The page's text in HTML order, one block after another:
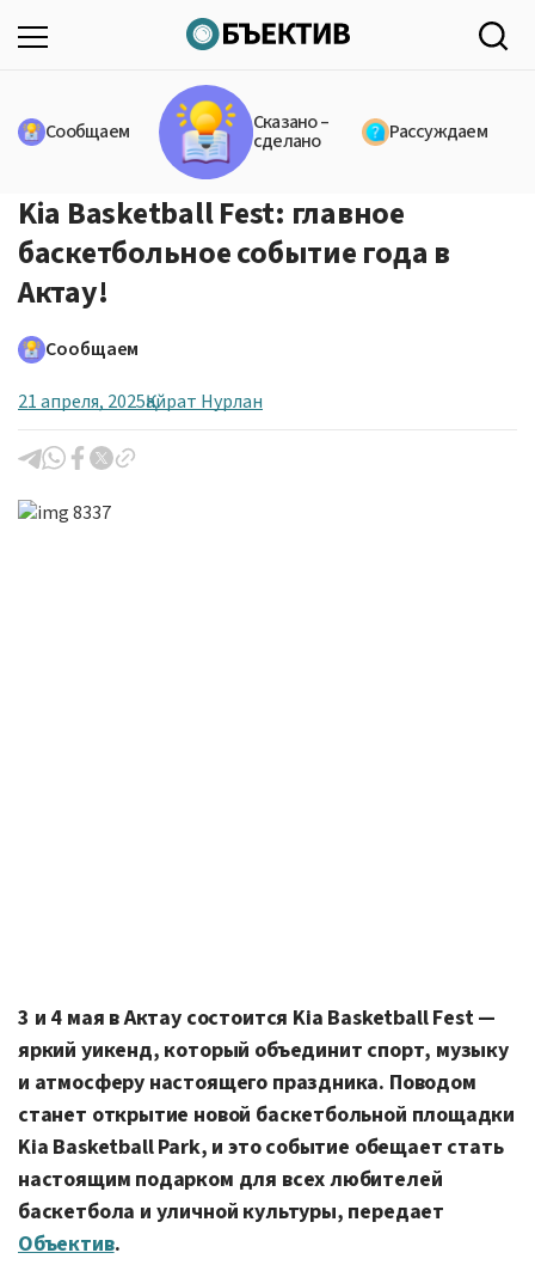
Сообщаем Сказано –
сделано Рассуждаем
Kia Basketball Fest: главное
баскетбольное событие года в
Актау!
Сообщаем
21 апреля, 2025Қайрат Нурлан
3 и 4 мая в Актау состоится Kia Basketball Fest —
яркий уикенд, который объединит спорт, музыку
и атмосферу настоящего праздника. Поводом
станет открытие новой баскетбольной площадки
Kia Basketball Park, и это событие обещает стать
настоящим подарком для всех любителей
баскетбола и уличной культуры, передает
Объектив.